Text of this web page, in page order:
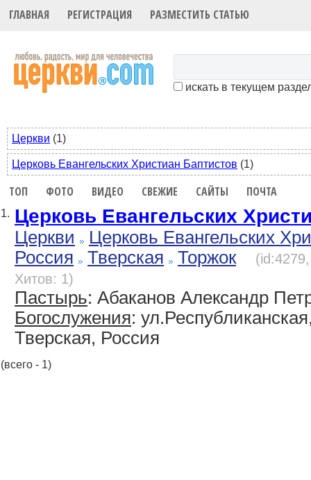
ГЛАВНАЯ РЕГИСТРАЦИЯ РАЗМЕСТИТЬ СТАТЬЮ
искать в текущем
Церкви (1)
Церковь Евангельских Христиан Баптистов (1)
ТОП ФОТО ВИДЕО СВЕЖИЕ САЙТЫ ПОЧТА
1. Церковь Евангельских
Церкви
Церковь Евангельских
Россия
Тверская Торжок
Хитов: 1)
Пастырь: Абаканов Александр
Богослужения:
Тверская, Россия
(всего - 1)